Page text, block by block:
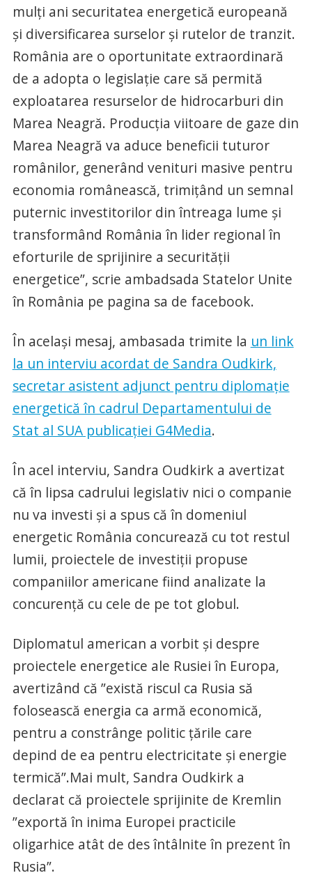
mulţi ani securitatea energetică europeană
şi diversificarea surselor şi rutelor de tranzit.
România are o oportunitate extraordinară
de a adopta o legislaţie care să permită
exploatarea resurselor de hidrocarburi din
Marea Neagră. Producţia viitoare de gaze din
Marea Neagră va aduce beneficii tuturor
românilor, generând venituri masive pentru
economia românească, trimiţând un semnal
puternic investitorilor din întreaga lume şi
transformând România în lider regional în
eforturile de sprijinire a securităţii
energetice”, scrie ambadsada Statelor Unite
în România pe pagina sa de facebook.
În acelaşi mesaj, ambasada trimite la un link
la un interviu acordat de Sandra Oudkirk,
secretar asistent adjunct pentru diplomaţie
energetică în cadrul Departamentului de
Stat al SUA publicaţiei G4Media.
În acel interviu, Sandra Oudkirk a avertizat
că în lipsa cadrului legislativ nici o companie
nu va investi și a spus că în domeniul
energetic România concurează cu tot restul
lumii, proiectele de investiții propuse
companiilor americane fiind analizate la
concurență cu cele de pe tot globul.
Diplomatul american a vorbit și despre
proiectele energetice ale Rusiei în Europa,
avertizând că ”există riscul ca Rusia să
folosească energia ca armă economică,
pentru a constrânge politic ţările care
depind de ea pentru electricitate şi energie
termică”.Mai mult, Sandra Oudkirk a
declarat că proiectele sprijinite de Kremlin
”exportă în inima Europei practicile
oligarhice atât de des întâlnite în prezent în
Rusia”.